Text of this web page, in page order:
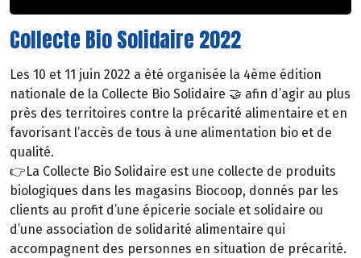
Collecte Bio Solidaire 2022
Les 10 et 11 juin 2022 a été organisée la 4ème édition
nationale de la Collecte Bio Solidaire 🤝 afin d’agir au plus
près des territoires contre la précarité alimentaire et en
favorisant l’accès de tous à une alimentation bio et de
qualité.
👉La Collecte Bio Solidaire est une collecte de produits
biologiques dans les magasins Biocoop, donnés par les
clients au profit d’une épicerie sociale et solidaire ou
d’une association de solidarité alimentaire qui
accompagnent des personnes en situation de précarité.